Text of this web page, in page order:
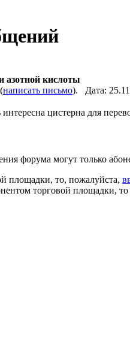
азотной кислоты
написать письмо). Дата:
цистерна для
форума могут только
площадки, то, пожалуйста,
торговой площадки, то